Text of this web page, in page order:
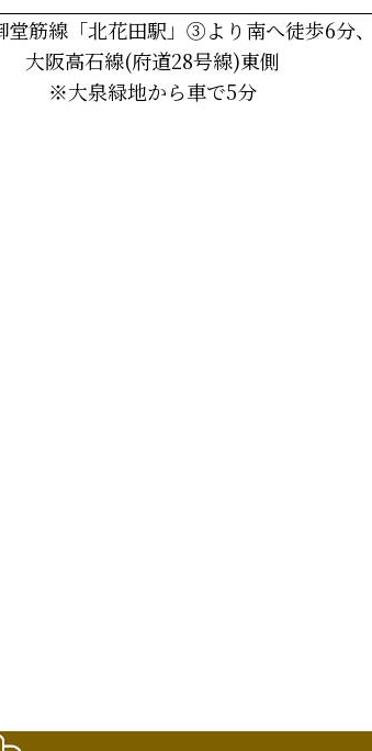
堂筋線「北花田駅」③より南へ徒歩6分、
大阪高石線(府道28号線)東側
※大泉緑地から車で5分